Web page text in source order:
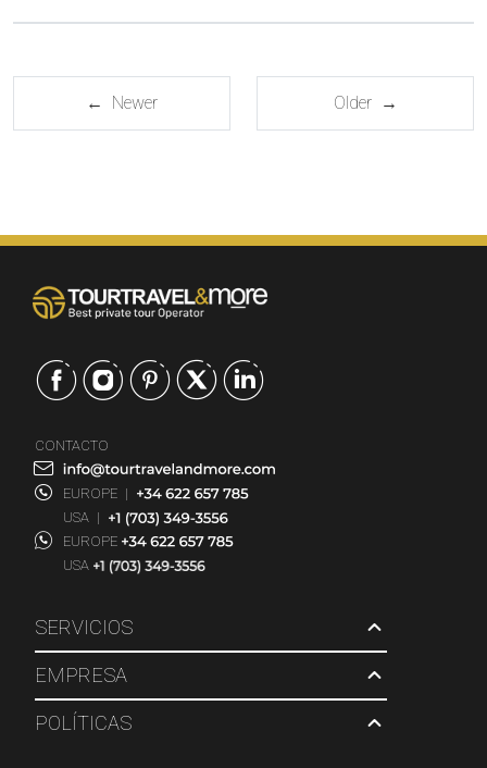
← Newer Older →
SERVICIOS
EMPRESA
POLÍTICAS
CONTACTO
EUROPE |
USA |
EUROPE
USA